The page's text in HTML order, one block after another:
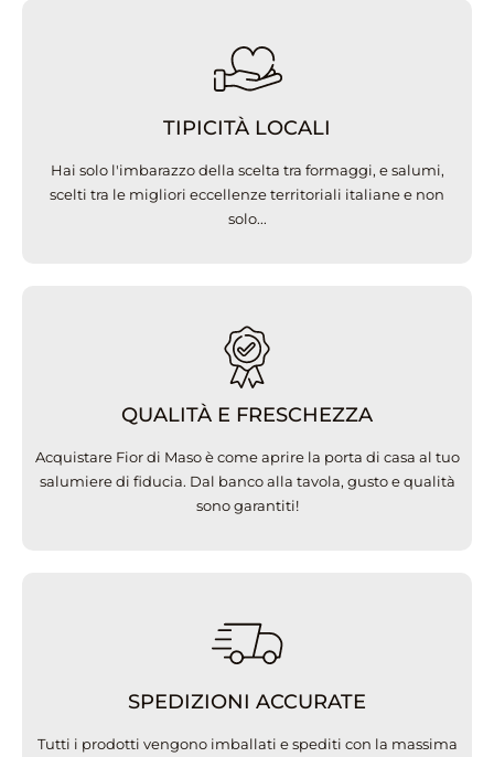
TIPICITÀ LOCALI
Hai solo l'imbarazzo della scelta tra formaggi, e salumi,
scelti tra le migliori eccellenze territoriali italiane e non
solo...
QUALITÀ E FRESCHEZZA
Acquistare Fior di Maso è come aprire la porta di casa al tuo
salumiere di fiducia. Dal banco alla tavola, gusto e qualità
sono garantiti!
SPEDIZIONI ACCURATE
Tutti i prodotti vengono imballati e spediti con la massima